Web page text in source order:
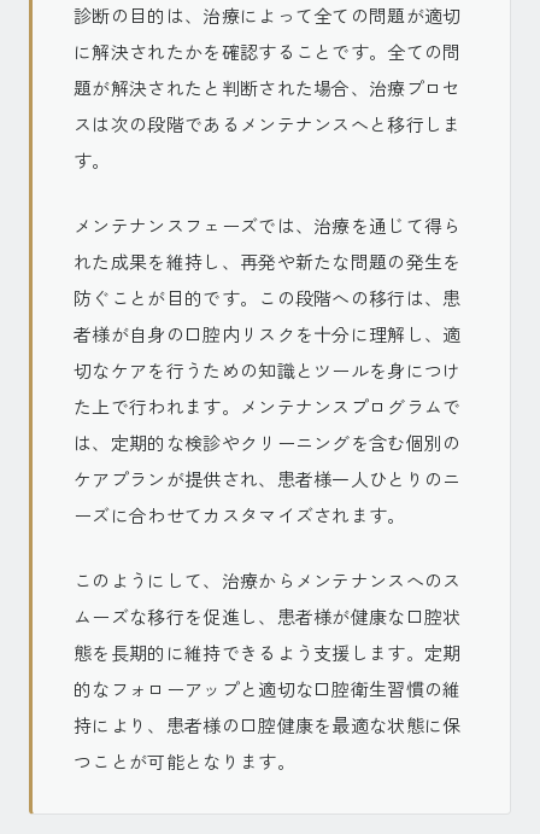
診断の目的は、治療によって全ての問題が適切
に解決されたかを確認することです。全ての問
題が解決されたと判断された場合、治療プロセ
スは次の段階であるメンテナンスへと移行しま
す。
メンテナンスフェーズでは、治療を通じて得ら
れた成果を維持し、再発や新たな問題の発生を
防ぐことが目的です。この段階への移行は、患
者様が自身の口腔内リスクを十分に理解し、適
切なケアを行うための知識とツールを身につけ
た上で行われます。メンテナンスプログラムで
は、定期的な検診やクリーニングを含む個別の
ケアプランが提供され、患者様一人ひとりのニ
ーズに合わせてカスタマイズされます。
このようにして、治療からメンテナンスへのス
ムーズな移行を促進し、患者様が健康な口腔状
態を長期的に維持できるよう支援します。定期
的なフォローアップと適切な口腔衛生習慣の維
持により、患者様の口腔健康を最適な状態に保
つことが可能となります。